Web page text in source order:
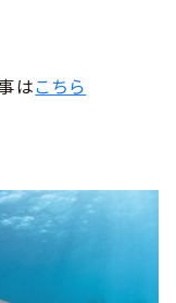
はこちら